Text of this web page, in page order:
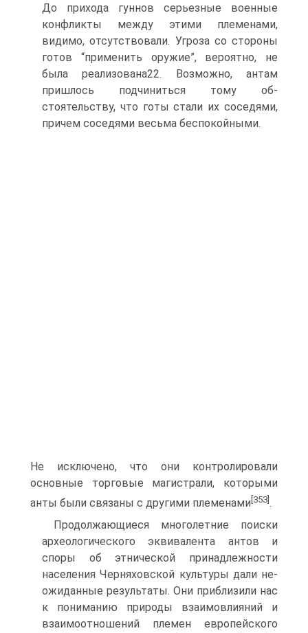
До прихода гуннов серьезные военные
конфликты между этими племенами,
видимо, отсутствовали. Угроза со стороны
готов “применить оружие”, вероятно, не
была реализована22. Возможно, антам
пришлось подчиниться тому об­
стоятельству, что готы стали их соседями,
причем соседями весьма беспокойными.
Не исключено, что они контролировали
основные торговые магистрали, которыми
анты были связаны с другими племенами [353] .
Продолжающиеся многолетние поиски
археологического эквивалента антов и
споры об этнической принадлежности
населения Черняховской культуры дали не­
ожиданные результаты. Они приблизили нас
к пониманию природы взаимовлия­ний и
взаимоотношений племен европейского